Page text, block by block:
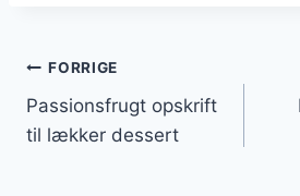
Indlægsnavigation
FORRIGE
Passionsfrugt opskrift
til lækker dessert